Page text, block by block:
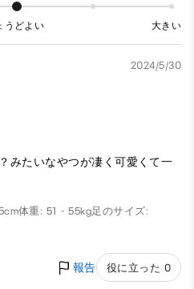
うどよい 大きい
2024/5/30
みたいなやつが凄く可愛くて一
体重: 51 - 55kg足のサイズ:
報告 役に立った 0